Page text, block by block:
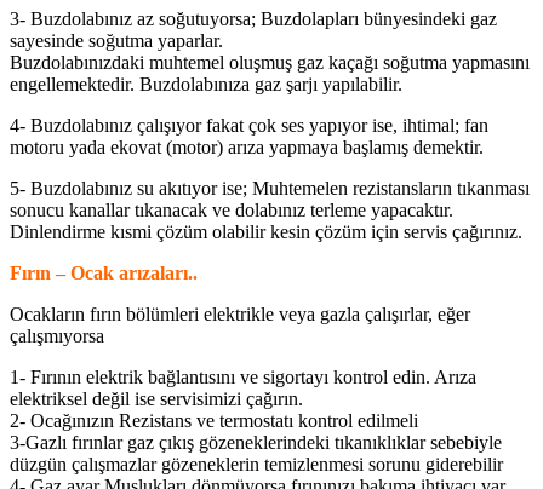
3- Buzdolabınız az soğutuyorsa; Buzdolapları bünyesindeki gaz
sayesinde soğutma yaparlar.
Buzdolabınızdaki muhtemel oluşmuş gaz kaçağı soğutma yapmasını
engellemektedir. Buzdolabınıza gaz şarjı yapılabilir.
4- Buzdolabınız çalışıyor fakat çok ses yapıyor ise, ihtimal; fan
motoru yada ekovat (motor) arıza yapmaya başlamış demektir.
5- Buzdolabınız su akıtıyor ise; Muhtemelen rezistansların tıkanması
sonucu kanallar tıkanacak ve dolabınız terleme yapacaktır.
Dinlendirme kısmi çözüm olabilir kesin çözüm için servis çağırınız.
Fırın – Ocak arızaları..
Ocakların fırın bölümleri elektrikle veya gazla çalışırlar, eğer
çalışmıyorsa
1- Fırının elektrik bağlantısını ve sigortayı kontrol edin. Arıza
elektriksel değil ise servisimizi çağırın.
2- Ocağınızın Rezistans ve termostatı kontrol edilmeli
3-Gazlı fırınlar gaz çıkış gözeneklerindeki tıkanıklıklar sebebiyle
düzgün çalışmazlar gözeneklerin temizlenmesi sorunu giderebilir